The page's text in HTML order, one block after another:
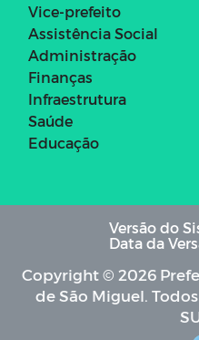
Vice-prefeito
Assistência Social
Administração
Finanças
Infraestrutura
Saúde
Educação
Versão do
Data da
Copyright © 2026
de São Miguel.